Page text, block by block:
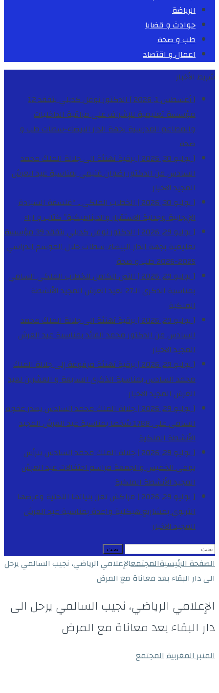
الرياضة
حوادث و قضايا
طب و صحة
اعمال و اقتصاد
شريط الأخبار
[ أغسطس 1, 2026 ]
الدكتور نوفل كديلي يتفقد 12
مؤسسة تعليمية للإشراف على مراقبة الداخليات
والمطاعم المدرسية بجهة الدار البيضاء-سطاتطب و
صحة
[ يوليو 30, 2026 ]
برقية تهنئة الى جلالة الملك محمد
السادس من الدكتور رضوان غنيمي بمناسبة عيد العرش
المجيدالاخبار
[ يوليو 30, 2026 ]
الخطاب الملكي .. “فلسفة السيادة
الإيجابية وجدلية الاستقرار والديناميكية”كتاب و اراء
[ يوليو 29, 2026 ]
الدكتور نوفل كديلي يتفقد 39 مؤسسة
تعليمية بجهة الدار البيضاء-سطات خلال الموسم الدراسي
2025-2026
طب و صحة
[ يوليو 29, 2026 ]
النص الكامل للخطاب الملكي السامي
بمناسبة الذكرى الـ27 لعيد العرش المجيد
الأنشطة
الملكية
[ يوليو 29, 2026 ]
برقية تهنئة الى جلالة الملك محمد
السادس من الدكتور محمد الفائد بمناسبة عيد العرش
المجيدالاخبار
[ يوليو 29, 2026 ]
برقية تهنئة مرفوعة إلى جلالة الملك
محمد السادس بمناسبة الذكرى السابعة و العشرين لعيد
العرش المجيدالاخبار
[ يوليو 29, 2026 ]
جلالة الملك محمد السادس يصدر عفوه
السامي على 1788 شخصا بمناسبة عيد العرش المجيد
الأنشطة الملكية
[ يوليو 29, 2026 ]
جلالة الملك محمد السادس يترأس
يومي الخميس والجمعة مراسم احتفالات عيد العرش
المجيدالأنشطة الملكية
[ يوليو 29, 2026 ]
مراكش تعزز بنياتها التحتية وعرضها
التربوي بمشاريع هيكلية واعدة بمناسبة عيد العرش
المجيدالاخبار
البحث
عن:
الصفحة الرئيسيةالمجتمعالإعلامي الرياضي، نجيب السالمي يرحل
الى دار البقاء بعد معاناة مع المرض
الإعلامي الرياضي، نجيب السالمي يرحل الى
دار البقاء بعد معاناة مع المرض
المنبر المغربيةالمجتمع